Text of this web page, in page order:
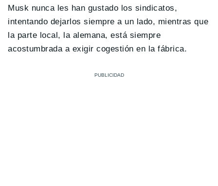
Musk nunca les han gustado los sindicatos,
intentando dejarlos siempre a un lado, mientras que
la parte local, la alemana, está siempre
acostumbrada a exigir cogestión en la fábrica.